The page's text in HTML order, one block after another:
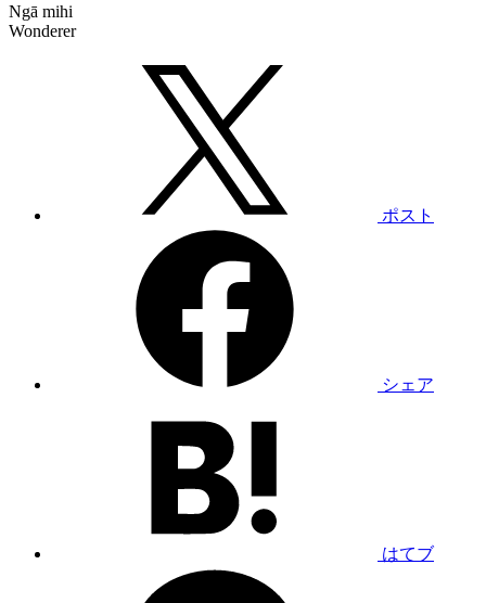
Ngā mihi
Wonderer
ポスト
シェア
はてブ